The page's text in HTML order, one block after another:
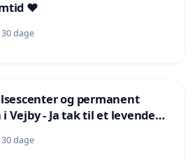
❤️
dage
og permanent
Vejby - Ja tak til et levende
dage